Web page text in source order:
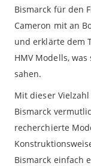
Bismarck für den
Cameron mit an
und erklärte dem
HMV Modells,
sahen.
Mit dieser
Bismarck
recherchierte
Bismarck einfach